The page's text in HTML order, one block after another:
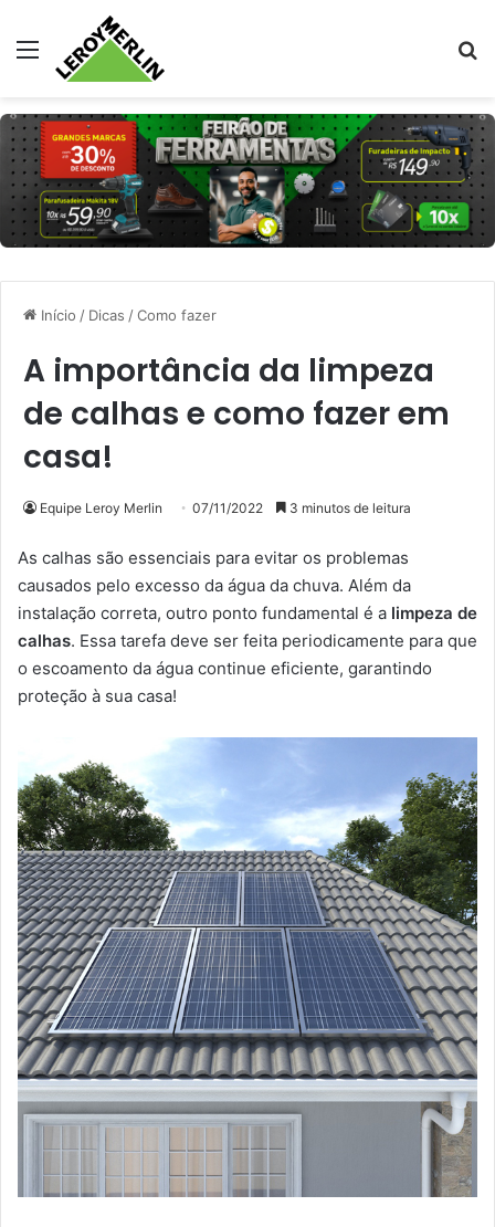
Menu
Início / Dicas /Como fazer
A importância da limpeza
de calhas e como fazer em
casa!
Equipe Leroy Merlin 07/11/2022 3 minutos de leitura
As calhas são essenciais para evitar os problemas
causados pelo excesso da água da chuva. Além da
instalação correta, outro ponto fundamental é a limpeza de
calhas. Essa tarefa deve ser feita periodicamente para que
o escoamento da água continue eficiente, garantindo
proteção à sua casa!